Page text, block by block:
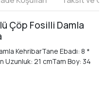
Çöp Fosilli Damla
KehribarTane Ebadı: 8 *
Uzunluk: 21 cmTam Boy: 34